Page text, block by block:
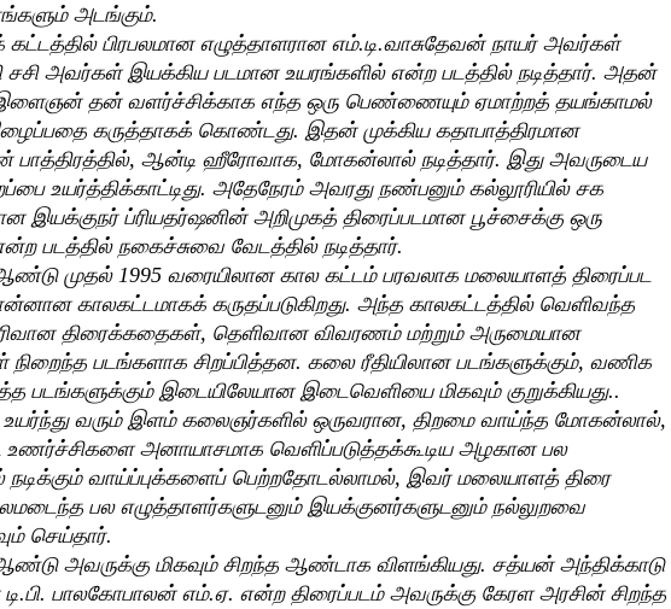
அடங்கும்.
பிரபலமான எழுத்தாளரான எம்.டி.வாசுதேவன் நாயர் அவர்கள்
சசி அவர்கள் இயக்கிய படமான உயரங்களில் என்ற படத்தில் நடித்தார். அதன்
தன் வளர்ச்சிக்காக எந்த ஒரு பெண்ணையும் ஏமாற்றத் தயங்காமல்
கருத்தாகக் கொண்டது. இதன் முக்கிய கதாபாத்திரமான
ஆன்டி ஹீரோவாக, மோகன்லால் நடித்தார். இது அவருடைய
உயர்த்திக்காட்டிது. அதேநேரம் அவரது நண்பனும் கல்லூரியில் சக
இயக்குநர் ப்ரியதர்ஷனின் அறிமுகத் திரைப்படமான பூச்சைக்கு ஒரு
படத்தில் நகைச்சுவை வேடத்தில் நடித்தார்.
முதல் 1995 வரையிலான கால கட்டம் பரவலாக மலையாளத் திரைப்பட
காலகட்டமாகக் கருதப்படுகிறது. அந்த காலகட்டத்தில் வெளிவந்த
திரைக்கதைகள், தெளிவான விவரணம் மற்றும் அருமையான
படங்களாக சிறப்பித்தன. கலை ரீதியிலான படங்களுக்கும், வணிக
படங்களுக்கும் இடையிலேயான இடைவெளியை மிகவும் குறுக்கியது..
உயர்ந்து வரும் இளம் கலைஞர்களில் ஒருவரான, திறமை வாய்ந்த மோகன்லால்,
உணர்ச்சிகளை அனாயாசமாக வெளிப்படுத்தக்கூடிய அழகான பல
நடிக்கும் வாய்ப்புக்களைப் பெற்றதோடல்லாமல், இவர் மலையாளத் திரை
பல எழுத்தாளர்களுடனும் இயக்குனர்களுடனும் நல்லுறவை
செய்தார்.
அவருக்கு மிகவும் சிறந்த ஆண்டாக விளங்கியது. சத்யன் அந்திக்காடு
பாலகோபாலன் எம்.ஏ. என்ற திரைப்படம் அவருக்கு கேரள அரசின் சிறந்த